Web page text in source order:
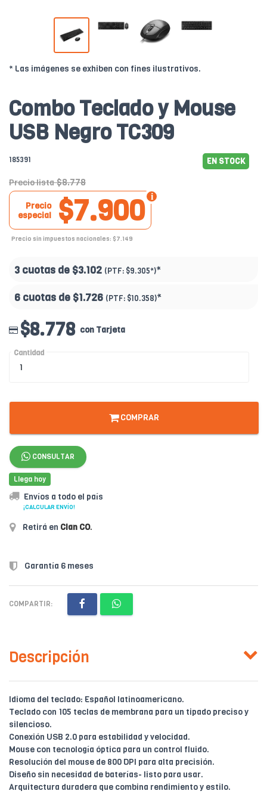
* Las imágenes se exhiben con fines ilustrativos.
Combo Teclado y Mouse
USB Negro TC309
185391 EN STOCK
Precio lista $8.778
$7.900
Precio
especial
Precio sin impuestos nacionales: $7.149
3 cuotas de $3.102 (PTF: $9.305*)*
6 cuotas de $1.726 (PTF: $10.358)*
$8.778 con Tarjeta
Cantidad
COMPRAR
CONSULTAR
Llega hoy
Envíos a todo el país
¡CALCULAR ENVÍO!
Retirá en Clan CO.
Garantía 6 meses
COMPARTIR:
Descripción
Idioma del teclado: Español latinoamericano.
Teclado con 105 teclas de membrana para un tipado preciso y
silencioso.
Conexión USB 2.0 para estabilidad y velocidad.
Mouse con tecnología óptica para un control fluido.
Resolución del mouse de 800 DPI para alta precisión.
Diseño sin necesidad de baterías- listo para usar.
Arquitectura duradera que combina rendimiento y estilo.